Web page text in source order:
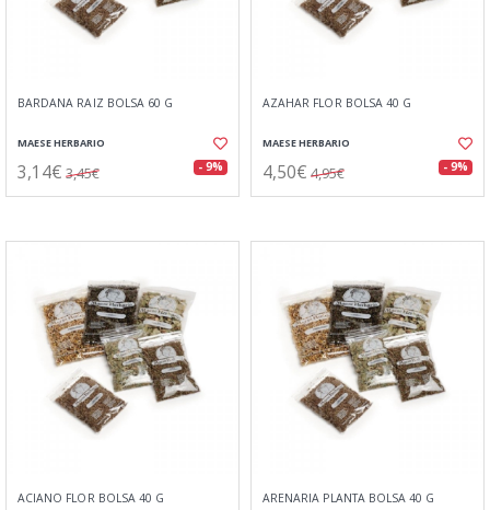
BARDANA RAIZ BOLSA 60 G
MAESE HERBARIO
3,14€ 3,45€ - 9%
AZAHAR FLOR BOLSA 40 G
MAESE HERBARIO
4,50€ 4,95€ - 9%
ACIANO FLOR BOLSA 40 G ARENARIA PLANTA BOLSA 40 G